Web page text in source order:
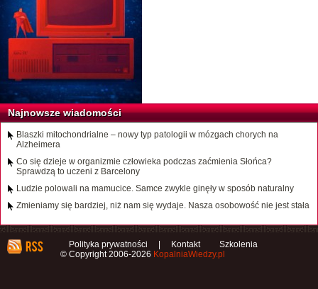
Najnowsze wiadomości
Blaszki mitochondrialne – nowy typ patologii w mózgach chorych na
Alzheimera
Co się dzieje w organizmie człowieka podczas zaćmienia Słońca?
Sprawdzą to uczeni z Barcelony
Ludzie polowali na mamucice. Samce zwykle ginęły w sposób naturalny
Zmieniamy się bardziej, niż nam się wydaje. Nasza osobowość nie jest stała
Polityka prywatności | Kontakt
Szkolenia
© Copyright 2006-2026 KopalniaWiedzy.pl